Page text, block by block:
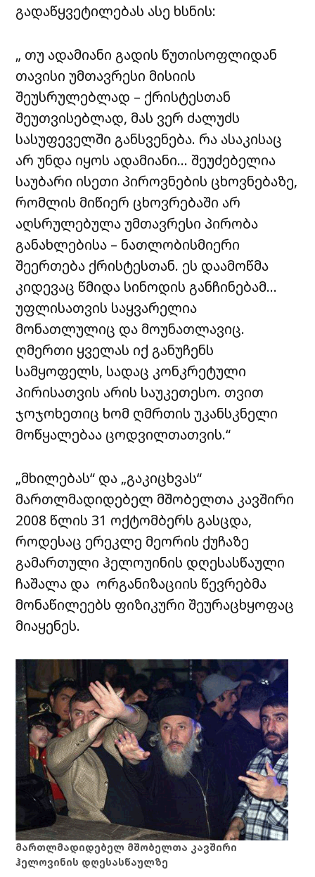
გადაწყვეტილებას ასე ხსნის:
„ თუ ადამიანი გადის წუთისოფლიდან
თავისი უმთავრესი მისიის
შეუსრულებლად – ქრისტესთან
შეუთვისებლად, მას ვერ ძალუძს
სასუფეველში განსვენება. რა ასაკისაც
არ უნდა იყოს ადამიანი… შეუძებელია
საუბარი ისეთი პიროვნების ცხოვნებაზე,
რომლის მიწიერ ცხოვრებაში არ
აღსრულებულა უმთავრესი პირობა
განახლებისა – ნათლობისმიერი
შეერთება ქრისტესთან. ეს დაამოწმა
კიდევაც წმიდა სინოდის განჩინებამ…
უფლისათვის საყვარელია
მონათლულიც და მოუნათლავიც.
ღმერთი ყველას იქ განუჩენს
სამყოფელს, სადაც კონკრეტული
პირისათვის არის საუკეთესო. თვით
ჯოჯოხეთიც ხომ ღმრთის უკანსკნელი
მოწყალებაა ცოდვილთათვის.“
„მხილებას“ და „გაკიცხვას“
მართლმადიდებელ მშობელთა კავშირი
2008 წლის 31 ოქტომბერს გასცდა,
როდესაც ერეკლე მეორის ქუჩაზე
გამართული ჰელოუინის დღესასწაული
ჩაშალა და ორგანიზაციის წევრებმა
მონაწილეებს ფიზიკური შეურაცხყოფაც
მიაყენეს.
მართლმადიდებელ მშობელთა კავშირი
ჰელოვინის დღესასწაულზე